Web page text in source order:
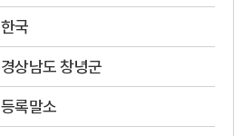
한국
경상남도 창녕군
등록말소